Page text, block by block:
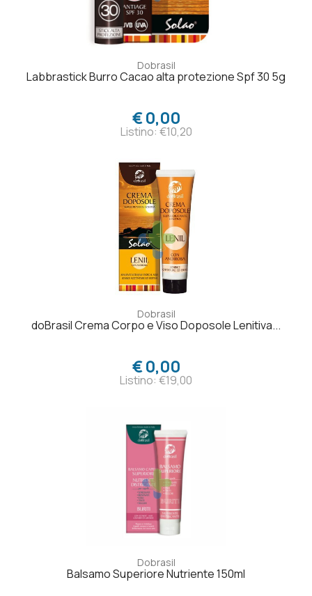
Dobrasil
Labbrastick Burro Cacao alta protezione Spf 30 5g
€ 0,00
Listino: €10,20
Dobrasil
doBrasil Crema Corpo e Viso Doposole Lenitiva...
€ 0,00
Listino: €19,00
Dobrasil
Balsamo Superiore Nutriente 150ml